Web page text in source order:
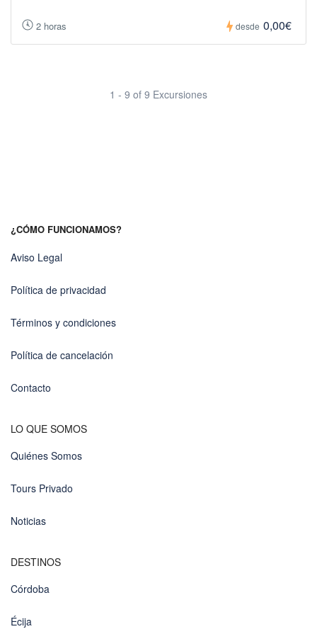
2 horas desde 0,00€
1 - 9 of 9 Excursiones
¿CÓMO FUNCIONAMOS?
Aviso Legal
Política de privacidad
Términos y condiciones
Política de cancelación
Contacto
LO QUE SOMOS
Quiénes Somos
Tours Privado
Noticias
DESTINOS
Córdoba
Écija